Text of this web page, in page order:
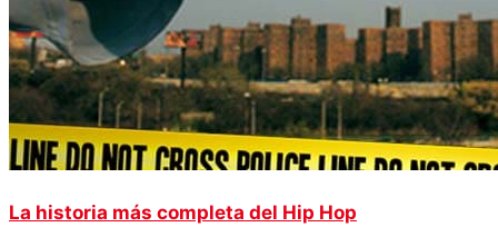
La historia más completa del Hip Hop